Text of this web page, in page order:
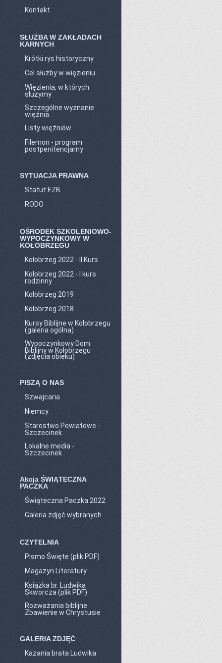
Kontakt
SŁUŻBA W ZAKŁADACH
KARNYCH
Krótki rys historyczny
Cel służby w więzieniu
Więzienia, w których
służymy
Szczególne wyznanie
więźnia
Listy więźniów
Filemon - program
postpenitencjarny
SYTUACJA PRAWNA
Statut EZB
RODO
OŚRODEK SZKOLENIOWO-
WYPOCZYNKOWY W
KOŁOBRZEGU
Kołobrzeg 2022 - II Kurs
Kołobrzeg 2022 - I kurs
rodzinny
Kołobrzeg 2019
Kołobrzeg 2018
Kursy Biblijne w Kołobrzegu
(galeria ogólna)
Wypoczynkowy Dom
Biblijny w Kołobrzegu
(zdjęcia obieku)
PISZĄ O NAS
Szwajcaria
Niemcy
Starostwo Powiatowe -
Szczecinek
Lokalne media -
Szczecinek
Akcja ŚWIĄTECZNA
PACZKA
Świąteczna Paczka 2022
Galeria zdjęć wybranych
CZYTELNIA
Pismo Święte (plik PDF)
Magazyn Literatury
Książka br. Ludwika
Skworcza (plik PDF)
Rozważania biblijne
Zbawienie w Chrystusie
GALERIA ZDJĘĆ
Kazania brata Ludwika